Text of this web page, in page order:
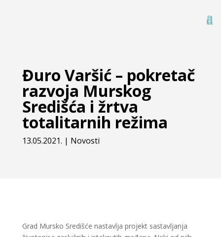
Đuro Varšić – pokretač
razvoja Murskog
Središća i žrtva
totalitarnih režima
13.05.2021. | Novosti
Grad Mursko Središće nastavlja projekt sastavljanja